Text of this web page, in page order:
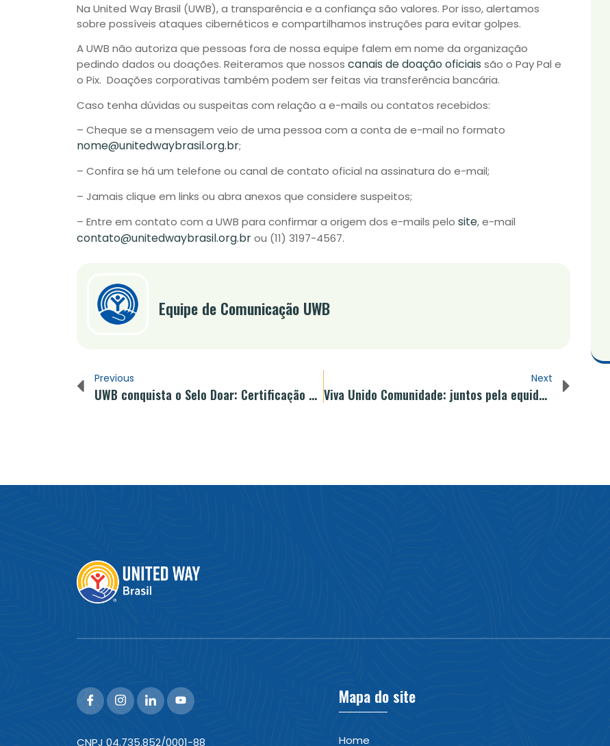
Na United Way Brasil (UWB), a transparência e a confiança são valores. Por isso, alertamos
sobre possíveis ataques cibernéticos e compartilhamos instruções para evitar golpes.
A UWB não autoriza que pessoas fora de nossa equipe falem em nome da organização
pedindo dados ou doações. Reiteramos que nossos canais de doação oficiais são o Pay Pal e
o Pix. Doações corporativas também podem ser feitas via transferência bancária.
Caso tenha dúvidas ou suspeitas com relação a e-mails ou contatos recebidos:
– Cheque se a mensagem veio de uma pessoa com a conta de e-mail no formato
nome@unitedwaybrasil.org.br;
– Confira se há um telefone ou canal de contato oficial na assinatura do e-mail;
– Jamais clique em links ou abra anexos que considere suspeitos;
– Entre em contato com a UWB para confirmar a origem dos e-mails pelo site, e-mail
contato@unitedwaybrasil.org.brou (11) 3197-4567.
Equipe de Comunicação UWB
Previous
UWB conquista o Selo Doar: Certificação A+ reconhece organizações que trabalham com ética e transparência
Next
Viva Unido Comunidade: juntos pela equidade para fortalecer a primeira infância
CNPJ 04.735.852/0001-88
Mapa do site
Home